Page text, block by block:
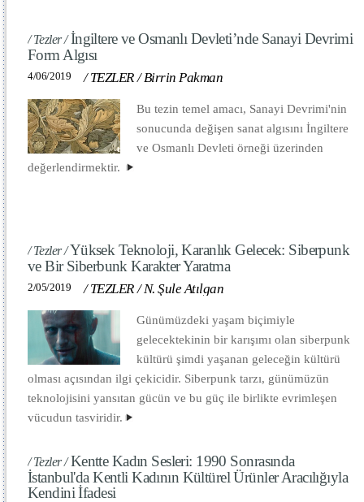
/ Tezler /İngiltere ve Osmanlı Devleti’nde Sanayi Devrimi
Form Algısı
4/06/2019 /TEZLER /Birrin Pakman
Bu tezin temel amacı, Sanayi Devrimi'nin
sonucunda değişen sanat algısını İngiltere
ve Osmanlı Devleti örneği üzerinden
değerlendirmektir.
/ Tezler /Yüksek Teknoloji, Karanlık Gelecek: Siberpunk
ve Bir Siberbunk Karakter Yaratma
2/05/2019 /TEZLER /N. Şule Atılgan
Günümüzdeki yaşam biçimiyle
gelecektekinin bir karışımı olan siberpunk
kültürü şimdi yaşanan geleceğin kültürü
olması açısından ilgi çekicidir. Siberpunk tarzı, günümüzün
teknolojisini yansıtan gücün ve bu güç ile birlikte evrimleşen
vücudun tasviridir.
/ Tezler /Kentte Kadın Sesleri: 1990 Sonrasında
İstanbul'da Kentli Kadının Kültürel Ürünler Aracılığıyla
Kendini İfadesi